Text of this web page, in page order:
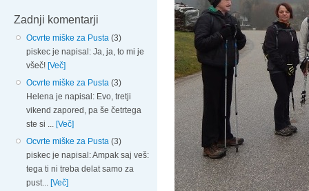
Zadnji komentarji
Ocvrte miške za Pusta (3)
piskec je napisal: Ja, ja, to mi je
všeč! [Več]
Ocvrte miške za Pusta (3)
Helena je napisal: Evo, tretji
vikend zapored, pa še četrtega
ste si ... [Več]
Ocvrte miške za Pusta (3)
piskec je napisal: Ampak saj veš:
tega ti ni treba delat samo za
pust... [Več]